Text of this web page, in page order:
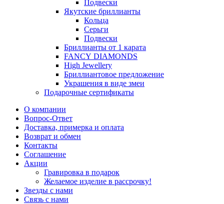
Подвески
Якутские бриллианты
Кольца
Серьги
Подвески
Бриллианты от 1 карата
FANCY DIAMONDS
High Jewellery
Бриллиантовое предложение
Украшения в виде змеи
Подарочные сертификаты
О компании
Вопрос-Ответ
Доставка, примерка и оплата
Возврат и обмен
Контакты
Соглашение
Акции
Гравировка в подарок
Желаемое изделие в рассрочку!
Звезды с нами
Связь с нами